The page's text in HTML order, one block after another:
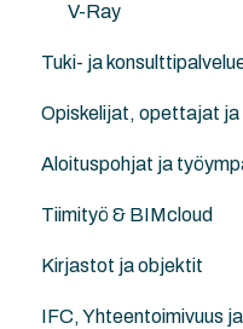
V-Ray
Tuki- ja
Opiskelijat, opettajat ja
Archicad BIM
Maisema-arkkitehdit
Insinöörit ja
Aloituspohjat ja
NordicTools-
Aloituspohjat
Työympäristö
Tiimityö & BIMcloud
Yleistä
Suositeltavat
Kirjastot ja objektit
Omat yksilöidyt
IFC, Yhteentoimivuus